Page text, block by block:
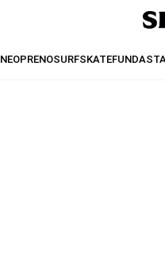
NEOPRENOSURFSKATEFUNDAS